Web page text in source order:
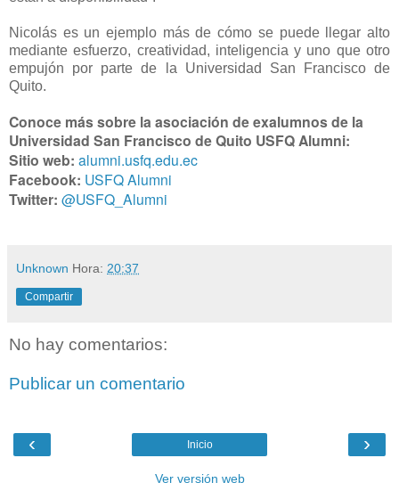
Nicolás es un ejemplo más de cómo se puede llegar alto
mediante esfuerzo, creatividad, inteligencia y uno que otro
empujón por parte de la Universidad San Francisco de
Quito.
Conoce más sobre la asociación de exalumnos de la
Universidad San Francisco de Quito USFQ Alumni:
Sitio web: alumni.usfq.edu.ec
Facebook: USFQ Alumni
Twitter: @USFQ_Alumni
Unknown Hora: 20:37
Compartir
No hay comentarios:
Publicar un comentario
‹ ›
Inicio
Ver versión web